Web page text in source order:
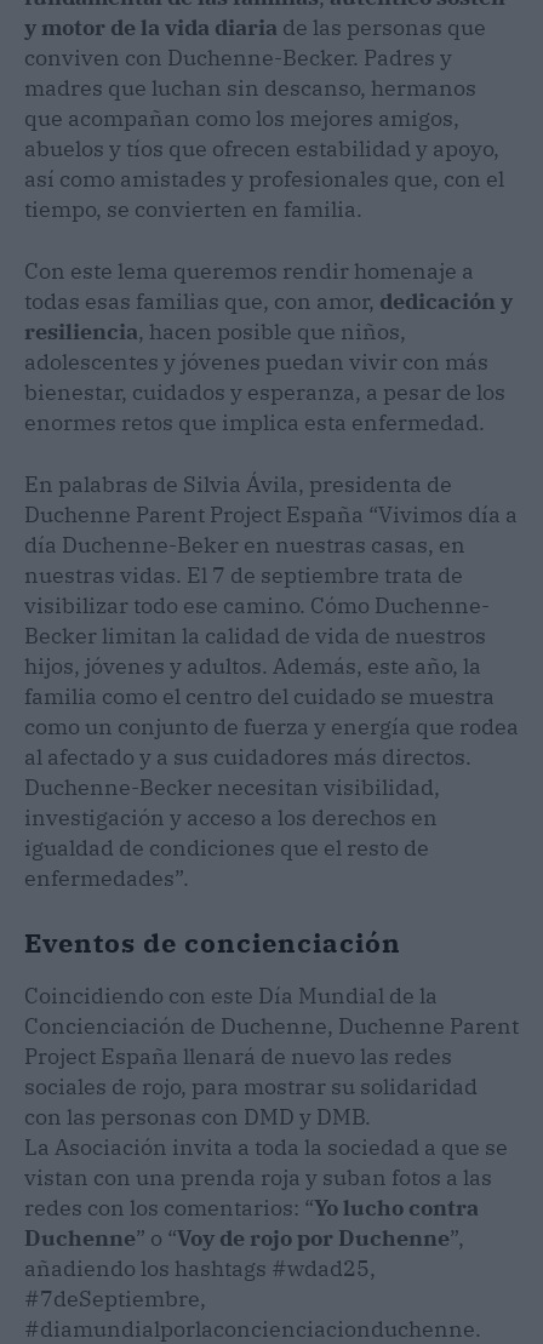
y motor de la vida diaria de las personas que
conviven con Duchenne-Becker. Padres y
madres que luchan sin descanso, hermanos
que acompañan como los mejores amigos,
abuelos y tíos que ofrecen estabilidad y apoyo,
así como amistades y profesionales que, con el
tiempo, se convierten en familia.
Con este lema queremos rendir homenaje a
todas esas familias que, con amor, dedicación y
resiliencia, hacen posible que niños,
adolescentes y jóvenes puedan vivir con más
bienestar, cuidados y esperanza, a pesar de los
enormes retos que implica esta enfermedad.
En palabras de Silvia Ávila, presidenta de
Duchenne Parent Project España “Vivimos día a
día Duchenne-Beker en nuestras casas, en
nuestras vidas. El 7 de septiembre trata de
visibilizar todo ese camino. Cómo Duchenne-
Becker limitan la calidad de vida de nuestros
hijos, jóvenes y adultos. Además, este año, la
familia como el centro del cuidado se muestra
como un conjunto de fuerza y energía que rodea
al afectado y a sus cuidadores más directos.
Duchenne-Becker necesitan visibilidad,
investigación y acceso a los derechos en
igualdad de condiciones que el resto de
enfermedades”.
Eventos de concienciación
Coincidiendo con este Día Mundial de la
Concienciación de Duchenne, Duchenne Parent
Project España llenará de nuevo las redes
sociales de rojo, para mostrar su solidaridad
con las personas con DMD y DMB.
La Asociación invita a toda la sociedad a que se
vistan con una prenda roja y suban fotos a las
redes con los comentarios: “Yo lucho contra
Duchenne” o “Voy de rojo por Duchenne”,
añadiendo los hashtags #wdad25,
#7deSeptiembre,
#diamundialporlaconcienciacionduchenne.